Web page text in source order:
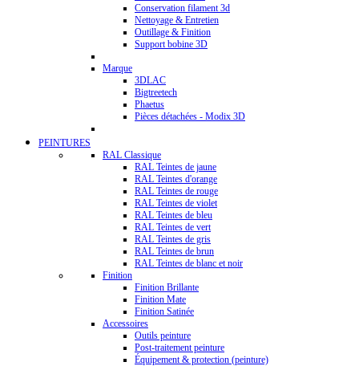
Conservation filament 3d
Nettoyage & Entretien
Outillage & Finition
Support bobine 3D
Marque
3DLAC
Bigtreetech
Phaetus
Pièces détachées - Modix 3D
PEINTURES
RAL Classique
RAL Teintes de jaune
RAL Teintes d'orange
RAL Teintes de rouge
RAL Teintes de violet
RAL Teintes de bleu
RAL Teintes de vert
RAL Teintes de gris
RAL Teintes de brun
RAL Teintes de blanc et noir
Finition
Finition Brillante
Finition Mate
Finition Satinée
Accessoires
Outils peinture
Post-traitement peinture
Équipement & protection (peinture)